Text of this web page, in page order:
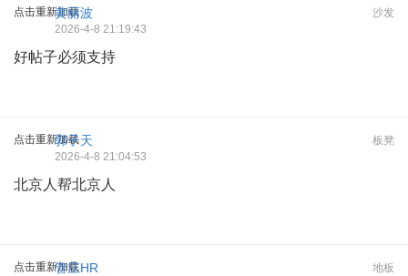
点击重新加载 沙发
黄丽波
2026-4-8 21:19:43
好帖子必须支持
点击重新加载 板凳
郭子天
2026-4-8 21:04:53
北京人帮北京人
点击重新加载 地板
管庄HR